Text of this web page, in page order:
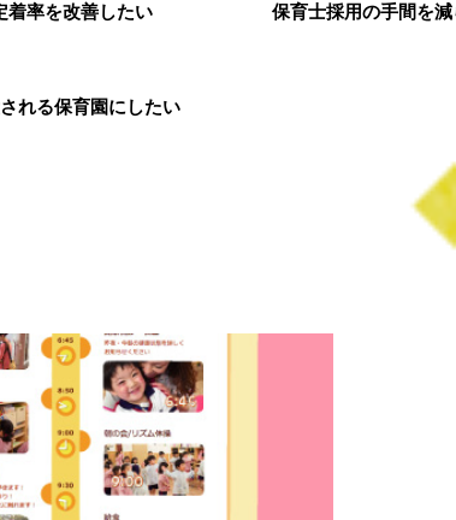
着率を改善したい 保育士採用の手間を
れる保育園にしたい